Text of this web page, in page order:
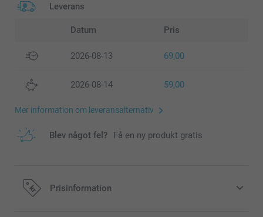
Leverans
Datum Pris
2026-08-13 69,00
2026-08-14 59,00
Mer information om leveransalternativ
Blev något fel? Få en ny produkt gratis
Prisinformation